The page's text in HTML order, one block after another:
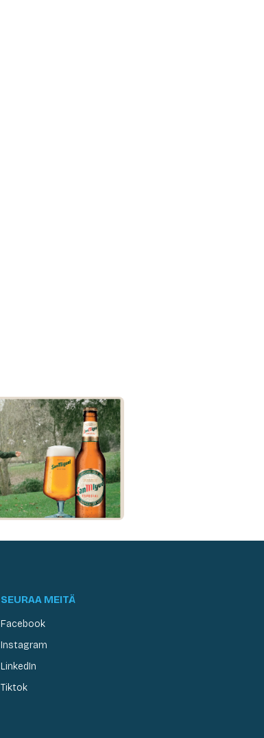
SEURAA MEITÄ
Facebook
Instagram
LinkedIn
Tiktok